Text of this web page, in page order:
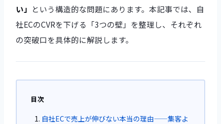
い」 という構造的な問題にあります。本記事では、自
社ECのCVRを下げる「3つの壁」を整理し、それぞれ
の突破口を具体的に解説します。
目次
自社ECで売上が伸びない本当の理由——集客よ